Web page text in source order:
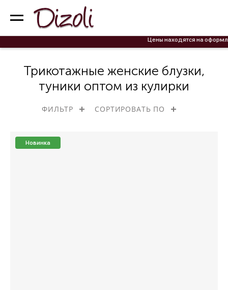
Цены находятся на оформлении! Актуальные
Трикотажные женские блузки,
туники оптом из кулирки
ФИЛЬТР СОРТИРОВАТЬ ПО
Новинка